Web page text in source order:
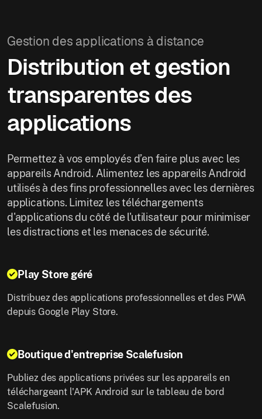
Gestion des applications à distance
Distribution et gestion
transparentes des
applications
Permettez à vos employés d’en faire plus avec les
appareils Android. Alimentez les appareils Android
utilisés à des fins professionnelles avec les dernières
applications. Limitez les téléchargements
d'applications du côté de l'utilisateur pour minimiser
les distractions et les menaces de sécurité.
Play Store géré
Distribuez des applications professionnelles et des PWA
depuis Google Play Store.
Boutique d'entreprise Scalefusion
Publiez des applications privées sur les appareils en
téléchargeant l'APK Android sur le tableau de bord
Scalefusion.